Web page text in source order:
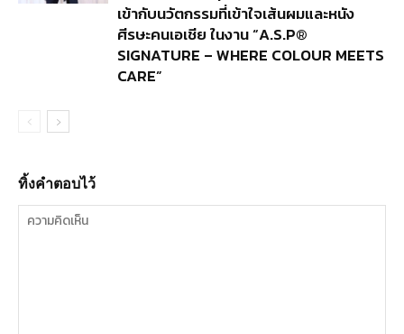
เข้ากับนวัตกรรมที่เข้าใจเส้นผมและหนัง
ศีรษะคนเอเชีย ในงาน “A.S.P®
SIGNATURE – WHERE COLOUR MEETS
CARE”
ทิ้งคำตอบไว้